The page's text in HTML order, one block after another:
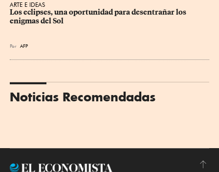
ARTE E IDEAS
Los eclipses, una oportunidad para desentrañar los
enigmas del Sol
Por AFP
Noticias Recomendadas